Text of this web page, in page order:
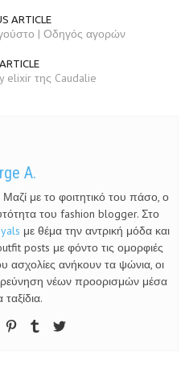
ARTICLE
| Οδηγός αγορών
elixir της Caudalie
A.
με το φοιτητικό του πάσο, ο
του fashion blogger. Στο
με θέμα την αντρική μόδα και
posts με φόντο τις ομορφιές
ασχολίες ανήκουν τα ψώνια, οι
νέων προορισμών μέσα